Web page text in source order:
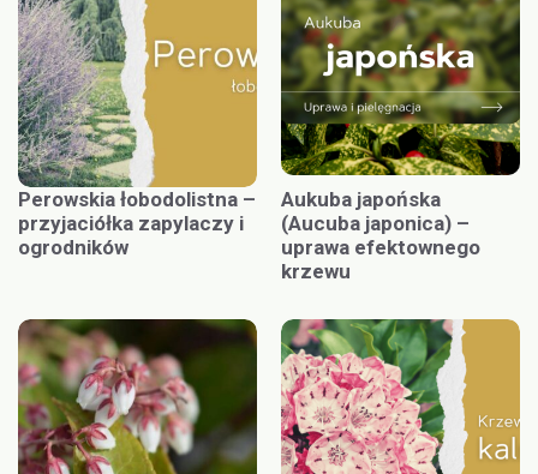
Perowskia łobodolistna –
przyjaciółka zapylaczy i
ogrodników
Aukuba japońska
(Aucuba japonica) –
uprawa efektownego
krzewu